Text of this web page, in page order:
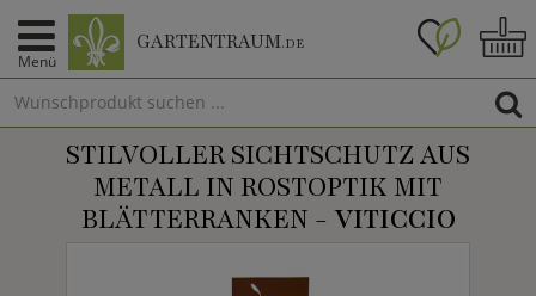
Menü
GARTENTRAUM.DE
STILVOLLER SICHTSCHUTZ AUS
METALL IN ROSTOPTIK MIT
BLÄTTERRANKEN - VITICCIO